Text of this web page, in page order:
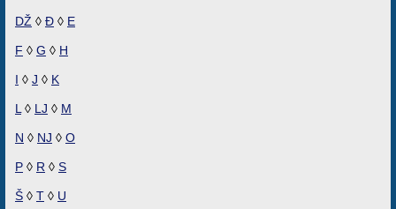
DŽ ◊ Đ ◊ E
F ◊ G ◊ H
I ◊ J ◊ K
L ◊ LJ ◊ M
N ◊ NJ ◊ O
P ◊ R ◊ S
Š ◊ T ◊ U